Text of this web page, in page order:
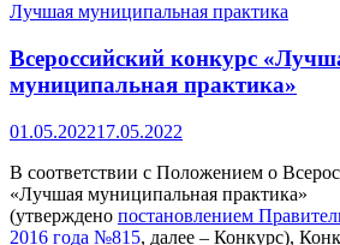
Лучшая муниципальная практика
Всероссийский конкурс
муниципальная практика»
01.05.202217.05.2022
В соответствии с Положением о
«Лучшая муниципальная практика»
(утверждено постановлением
2016 года №815, далее – Конкурс),